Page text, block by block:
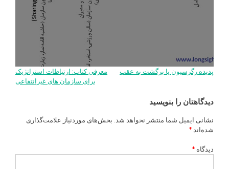
راهبری
نوشته
پدیده رگرسیون یا برگشت به عقب
معرفی کتاب: ارتباطات استراتژیک
برای سازمان های غیرانتفاعی
دیدگاهتان را بنویسید
نشانی ایمیل شما منتشر نخواهد شد. بخش‌های موردنیاز علامت‌گذاری
شده‌اند *
دیدگاه *